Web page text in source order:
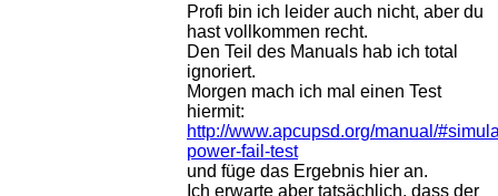
Profi bin ich leider auch nicht, aber du
hast vollkommen recht.
Den Teil des Manuals hab ich total
ignoriert.
Morgen mach ich mal einen Test
hiermit:
http://www.apcupsd.org/manual/
power-fail-test
und füge das Ergebnis hier an.
Ich erwarte aber tatsächlich, dass der